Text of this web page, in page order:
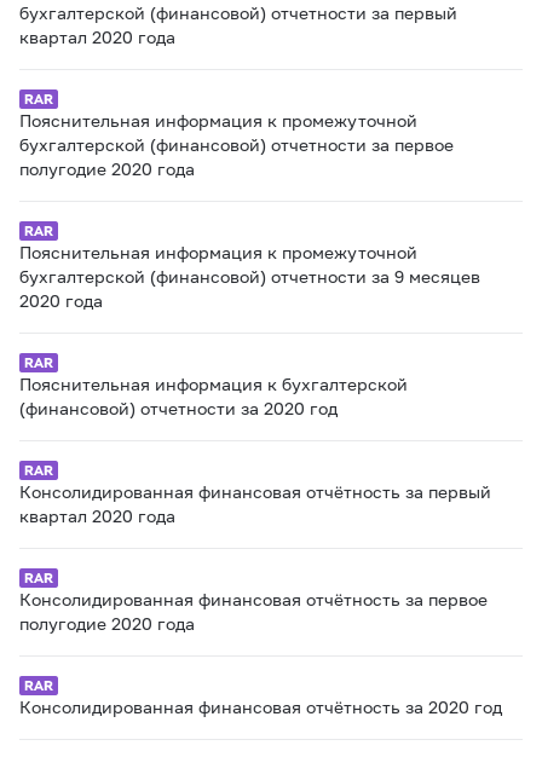
бухгалтерской (финансовой) отчетности за первый
квартал 2020 года
Пояснительная информация к промежуточной
бухгалтерской (финансовой) отчетности за первое
полугодие 2020 года
Пояснительная информация к промежуточной
бухгалтерской (финансовой) отчетности за 9 месяцев
2020 года
Пояснительная информация к бухгалтерской
(финансовой) отчетности за 2020 год
Консолидированная финансовая отчётность за первый
квартал 2020 года
Консолидированная финансовая отчётность за первое
полугодие 2020 года
Консолидированная финансовая отчётность за 2020 год